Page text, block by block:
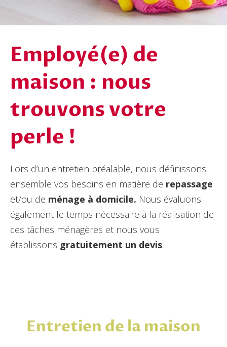
Employé(e) de
maison : nous
trouvons votre
perle !
Lors d’un entretien préalable, nous définissons
ensemble vos besoins en matière de repassage
et/ou de ménage à domicile. Nous évaluons
également le temps nécessaire à la réalisation de
ces tâches ménagères et nous vous
établissons gratuitement un devis.
Entretien de la maison